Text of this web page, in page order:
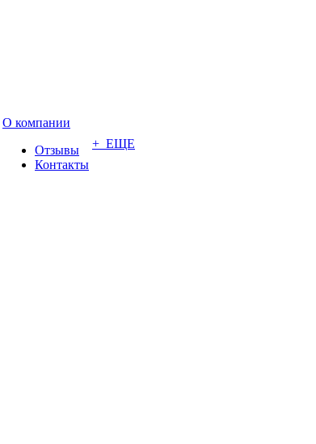
О компании
Отзывы
Контакты
+ ЕЩЕ